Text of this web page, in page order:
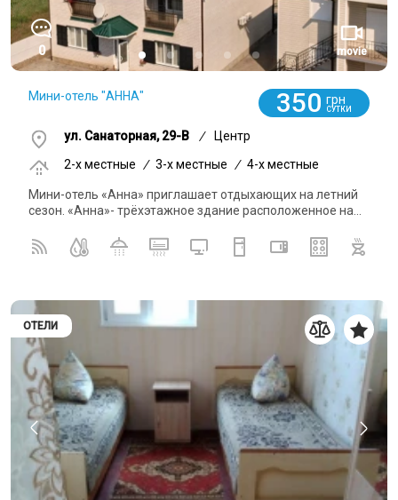
0 movie
Мини-отель "АННА" 350 грн
СУТКИ
ул. Санаторная, 29-В /
Центр
2-x местные / 3-x местные / 4-x местные
Мини-отель «Анна» приглашает отдыхающих на летний
сезон. «Анна»- трёхэтажное здание расположенное на...
ОТЕЛИ